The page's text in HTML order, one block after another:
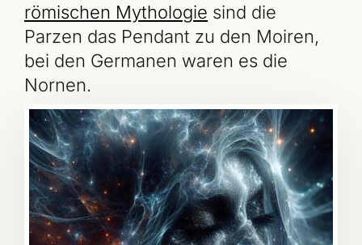
römischen Mythologie sind die
Parzen das Pendant zu den Moiren,
bei den Germanen waren es die
Nornen.